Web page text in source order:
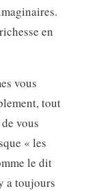
en
vous
tout
vous
« les
le dit
a toujours